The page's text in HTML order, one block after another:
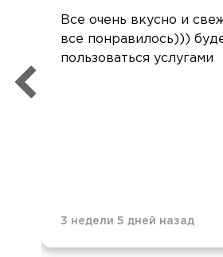
Все очень вкусно и
все понравилось)))
пользоваться услугами
3 недели 5 дней назад